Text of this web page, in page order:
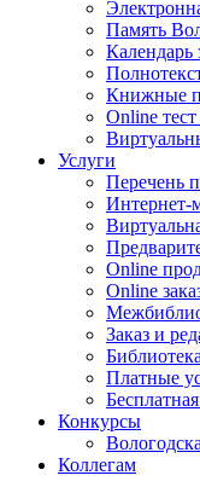
Память
Календарь
Книжные
Online
Услуги
Перечень
Интернет-
Online
Online
Заказ и
Платные
Конкурсы
Коллегам